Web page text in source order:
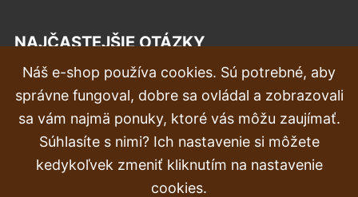
NAJČASTEJŠIE OTÁZKY
Reklamácia
Doprava a doručenie
Objednávka
Vrátenie tovaru & vrátenie peňazí
Náš e-shop používa cookies. Sú potrebné, aby
správne fungoval, dobre sa ovládal a zobrazovali
sa vám najmä ponuky, ktoré vás môžu zaujímať.
Súhlasíte s nimi? Ich nastavenie si môžete
kedykoľvek zmeniť kliknutím na nastavenie
cookies.